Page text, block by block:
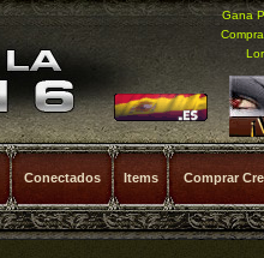
Gana
Conectados Items Comprar